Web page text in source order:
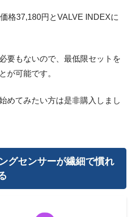
格37,180円とVALVE INDEXに
要もないので、最低限セットを
が可能です。
めてみたい方は是非購入しまし
グセンサーが繊細で慣れ